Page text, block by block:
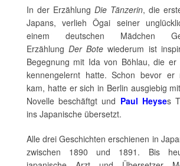
In der Erzählung Die Tänzerin, die
Japans, verlieh Ôgai seiner
einem deutschen Mädchen
ErzählungDer Bote wiederum ist
Begegnung mit Ida von Böhlau, die er
kennengelernt hatte. Schon bevor er
kam, hatte er sich in Berlin ausgiebig
Novelle beschäftgt und Paul Heyses
ins Japanische übersetzt.
Alle drei Geschichten erschienen in
zwischen 1890 und 1891. Bis